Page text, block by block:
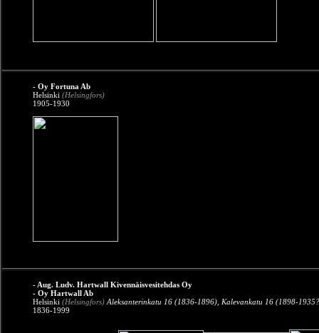
- Oy Fortuna Ab
Helsinki (Helsingfors)
1905-1930
- Aug. Ludv. Hartwall Kivennäisvesitehdas Oy
- Oy Hartwall Ab
Helsinki (Helsingfors) Aleksanterinkatu 16 (1836-1896), Kalevankatu 16 (1898-
1836-1999